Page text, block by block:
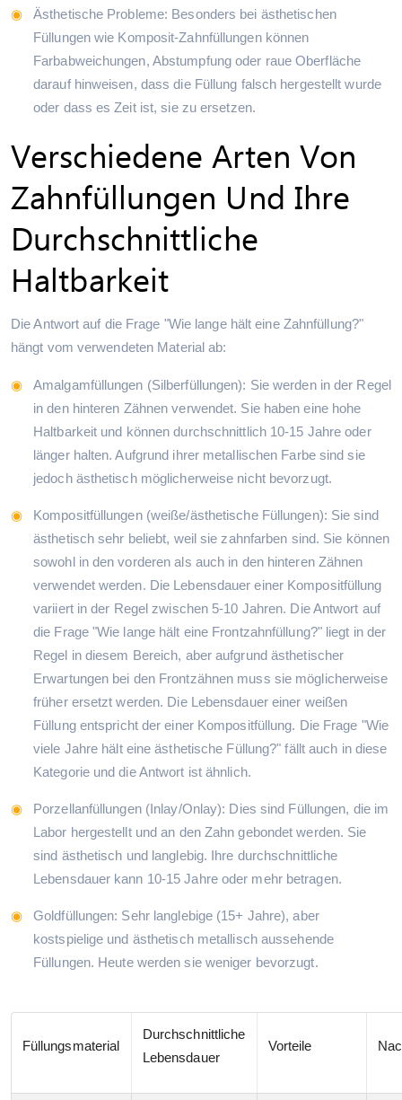
Ästhetische Probleme: Besonders bei ästhetischen
Füllungen wie Komposit-Zahnfüllungen können
Farbabweichungen, Abstumpfung oder raue Oberfläche
darauf hinweisen, dass die Füllung falsch hergestellt wurde
oder dass es Zeit ist, sie zu ersetzen.
Verschiedene Arten Von
Zahnfüllungen Und Ihre
Durchschnittliche
Haltbarkeit
Die Antwort auf die Frage "Wie lange hält eine Zahnfüllung?"
hängt vom verwendeten Material ab:
Amalgamfüllungen (Silberfüllungen): Sie werden in der Regel
in den hinteren Zähnen verwendet. Sie haben eine hohe
Haltbarkeit und können durchschnittlich 10-15 Jahre oder
länger halten. Aufgrund ihrer metallischen Farbe sind sie
jedoch ästhetisch möglicherweise nicht bevorzugt.
Kompositfüllungen (weiße/ästhetische Füllungen): Sie sind
ästhetisch sehr beliebt, weil sie zahnfarben sind. Sie können
sowohl in den vorderen als auch in den hinteren Zähnen
verwendet werden. Die Lebensdauer einer Kompositfüllung
variiert in der Regel zwischen 5-10 Jahren. Die Antwort auf
die Frage "Wie lange hält eine Frontzahnfüllung?" liegt in der
Regel in diesem Bereich, aber aufgrund ästhetischer
Erwartungen bei den Frontzähnen muss sie möglicherweise
früher ersetzt werden. Die Lebensdauer einer weißen
Füllung entspricht der einer Kompositfüllung. Die Frage "Wie
viele Jahre hält eine ästhetische Füllung?" fällt auch in diese
Kategorie und die Antwort ist ähnlich.
Porzellanfüllungen (Inlay/Onlay): Dies sind Füllungen, die im
Labor hergestellt und an den Zahn gebondet werden. Sie
sind ästhetisch und langlebig. Ihre durchschnittliche
Lebensdauer kann 10-15 Jahre oder mehr betragen.
Goldfüllungen: Sehr langlebige (15+ Jahre), aber
kostspielige und ästhetisch metallisch aussehende
Füllungen. Heute werden sie weniger bevorzugt.
Füllungsmaterial
Durchschnittliche
Lebensdauer
Vorteile